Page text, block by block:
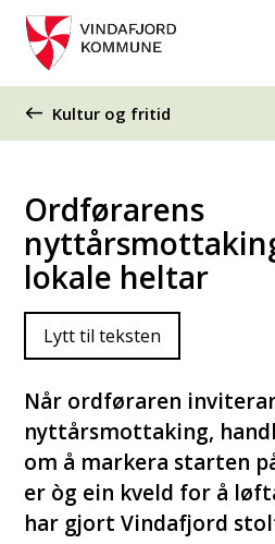
Du er her:
Kultur og fritid
Ordførarens
lokale heltar
Lytt til teksten
Når ordføraren
nyttårsmottaking,
om å markera starten
er òg ein kveld for å
har gjort Vindafjord